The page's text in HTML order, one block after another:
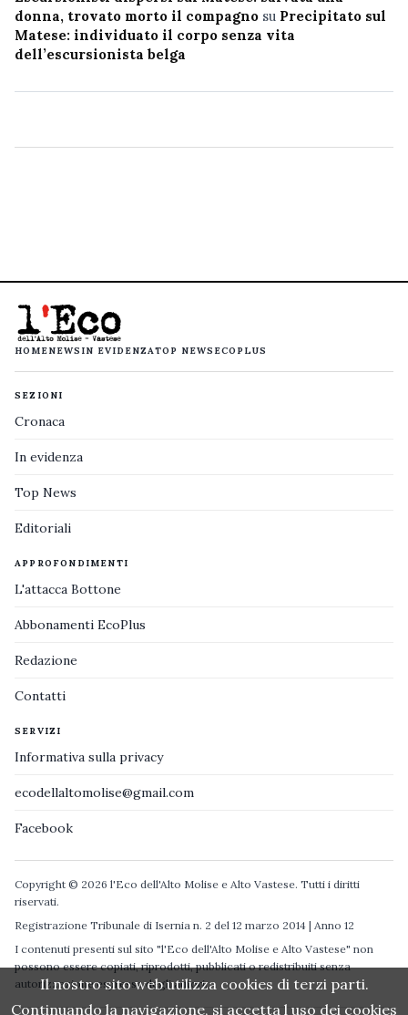
donna, trovato morto il compagno su Precipitato sul
Matese: individuato il corpo senza vita
dell’escursionista belga
HOMENEWS IN EVIDENZATOP NEWS ECOPLUS
SEZIONI
Cronaca
In evidenza
Top News
Editoriali
APPROFONDIMENTI
L'attacca Bottone
Abbonamenti EcoPlus
Redazione
Contatti
SERVIZI
Informativa sulla privacy
ecodellaltomolise@gmail.com
Facebook
Copyright © 2026 l'Eco dell'Alto Molise e Alto Vastese. Tutti i diritti
riservati.
Registrazione Tribunale di Isernia n. 2 del 12 marzo 2014 | Anno 12
I contenuti presenti sul sito "l'Eco dell'Alto Molise e Alto Vastese" non
possono essere copiati, riprodotti, pubblicati o redistribuiti senza
autorizzazione espressa degli autori.
Il nostro sito web utilizza cookies di terzi parti.
Continuando la navigazione, si accetta l uso dei cookies